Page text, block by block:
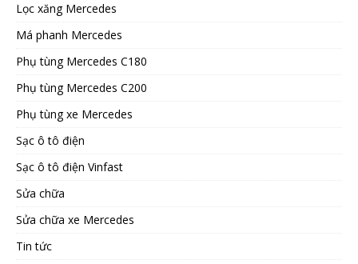
Lọc xăng Mercedes
Má phanh Mercedes
Phụ tùng Mercedes C180
Phụ tùng Mercedes C200
Phụ tùng xe Mercedes
Sạc ô tô điện
Sạc ô tô điện Vinfast
Sửa chữa
Sửa chữa xe Mercedes
Tin tức